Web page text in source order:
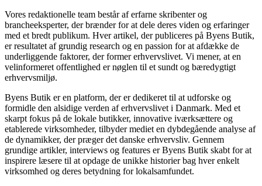
Vores redaktionelle team består af erfarne skribenter og
brancheeksperter, der brænder for at dele deres viden og erfaringer
med et bredt publikum. Hver artikel, der publiceres på Byens Butik,
er resultatet af grundig research og en passion for at afdække de
underliggende faktorer, der former erhvervslivet. Vi mener, at en
velinformeret offentlighed er nøglen til et sundt og bæredygtigt
erhvervsmiljø.
Byens Butik er en platform, der er dedikeret til at udforske og
formidle den alsidige verden af erhvervslivet i Danmark. Med et
skarpt fokus på de lokale butikker, innovative iværksættere og
etablerede virksomheder, tilbyder mediet en dybdegående analyse af
de dynamikker, der præger det danske erhvervsliv. Gennem
grundige artikler, interviews og features er Byens Butik skabt for at
inspirere læsere til at opdage de unikke historier bag hver enkelt
virksomhed og deres betydning for lokalsamfundet.